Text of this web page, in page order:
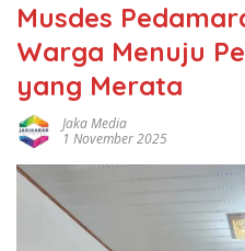
Musdes
Warga Menuju
yang Merata
Jaka Media
1 November 2025